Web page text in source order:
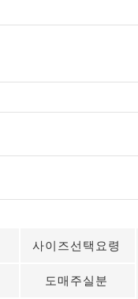
사이즈선택요령
도매주실분